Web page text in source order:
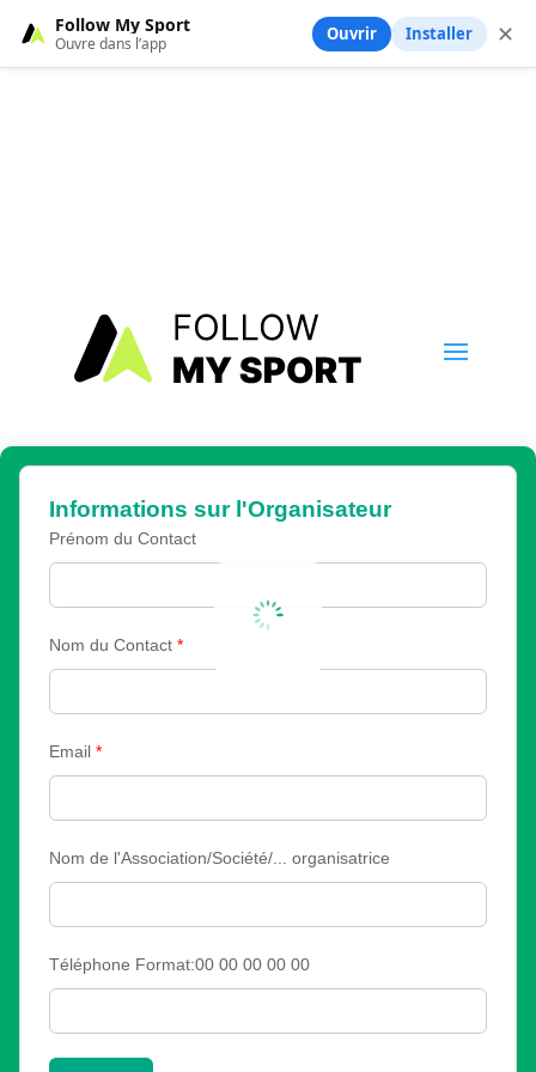
Informations sur l'Organisateur
Prénom du Contact
Nom du Contact *
Email *
Nom de l'Association/Société/... organisatrice
Téléphone Format:00 00 00 00 00
Follow My Sport
Ouvre dans l’app Ouvrir Installer ✕